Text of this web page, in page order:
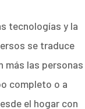
tecnologías y la
se traduce
más las personas
completo o a
el hogar con